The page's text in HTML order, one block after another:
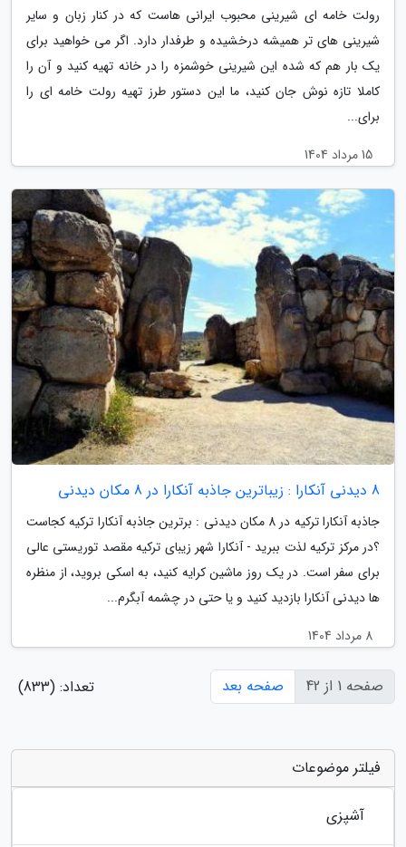
رولت خامه ای شیرینی محبوب ایرانی هاست که در کنار زبان و سایر
شیرینی های تر همیشه درخشیده و طرفدار دارد. اگر می خواهید برای
یک بار هم که شده این شیرینی خوشمزه را در خانه تهیه کنید و آن را
کاملا تازه نوش جان کنید، ما این دستور طرز تهیه رولت خامه ای را
برای...
15 مرداد 1404
8 دیدنی آنکارا : زیباترین جاذبه آنکارا در 8 مکان دیدنی
جاذبه آنکارا ترکیه در 8 مکان دیدنی : برترین جاذبه آنکارا ترکیه کجاست
؟در مرکز ترکیه لذت ببرید - آنکارا شهر زیبای ترکیه مقصد توریستی عالی
برای سفر است. در یک روز ماشین کرایه کنید، به اسکی بروید، از منظره
ها دیدنی آنکارا بازدید کنید و یا حتی در چشمه آبگرم...
8 مرداد 1404
صفحه 1 از 42 صفحه بعد تعداد: (833)
فیلتر موضوعات
آشپزی